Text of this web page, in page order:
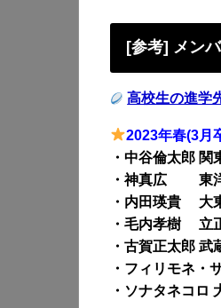
[参考] メン
高校生の進学
2023年春(3月
・中谷倫太郎 関
・神真広 東
・内田瑛貴 大
・毛内孝樹 立
・古賀正太郎 武
・フィリモネ・
・ソナタネコロ